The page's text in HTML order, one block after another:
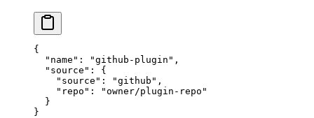
{
  "name"
: "github-plugin" ,
  "source"
: {
    "source"
: "github" ,
    "repo"
:
"owner/plugin-repo"
  }
}